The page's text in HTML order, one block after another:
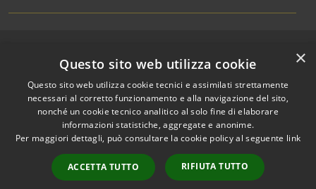
Accessibilità
Privacy
Cookie
Mappa del sito
Area riservata
amministratori comunali
Portale Dipendente
Copyright © 2026 • Comune di
Riccione • Powered by
Municipium•Accesso
redazione
×
Questo sito web utilizza cookie
Questo sito web utilizza cookie tecnici e assimilati strettamente
necessari al corretto funzionamento e alla navigazione del sito,
nonché un cookie tecnico analitico al solo fine di elaborare
informazioni statistiche, aggregate e anonime.
Per maggiori dettagli, può consultare la cookie policy al seguente link
ACCETTA TUTTO RIFIUTA TUTTO